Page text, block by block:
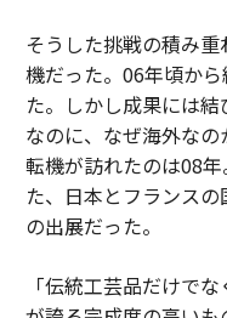
そうした挑戦の積み
機だった。06年頃か
た。しかし成果には
なのに、なぜ海外なの
転機が訪れたのは08
た、日本とフランス
の出展だった。
「伝統工芸品だけで